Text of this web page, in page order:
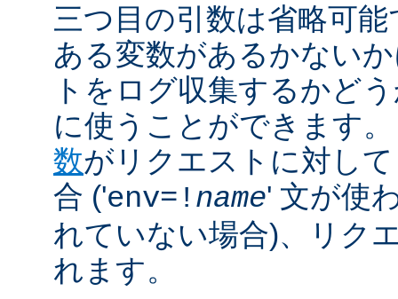
三つ目の引数は省略可
ある変数があるかない
トをログ収集するかど
に使うことができます
数がリクエストに対し
合 ('env=! name' 文が使
れていない場合)、リク
れます。